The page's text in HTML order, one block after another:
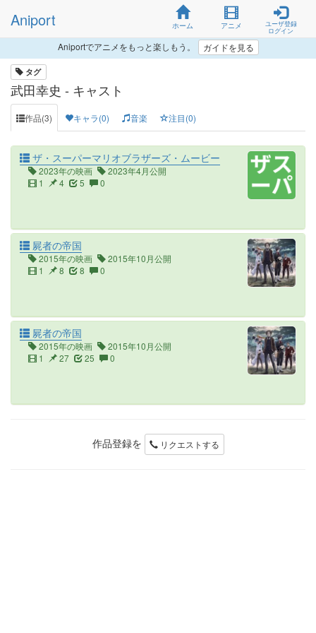
Aniport ホーム アニメ
ユーザ登録
ログイン
Aniportでアニメをもっと楽しもう。 ガイドを見る
タグ
武田幸史 - キャスト
作品(3) キャラ(0) 音楽 注目(0)
ザ・スーパーマリオブラザーズ・ムービー
2023年の映画
2023年4月公開
1
4 5 0
屍者の帝国
2015年の映画
2015年10月公開
1
8 8 0
屍者の帝国
2015年の映画
2015年10月公開
1
27 25 0
作品登録を リクエストする